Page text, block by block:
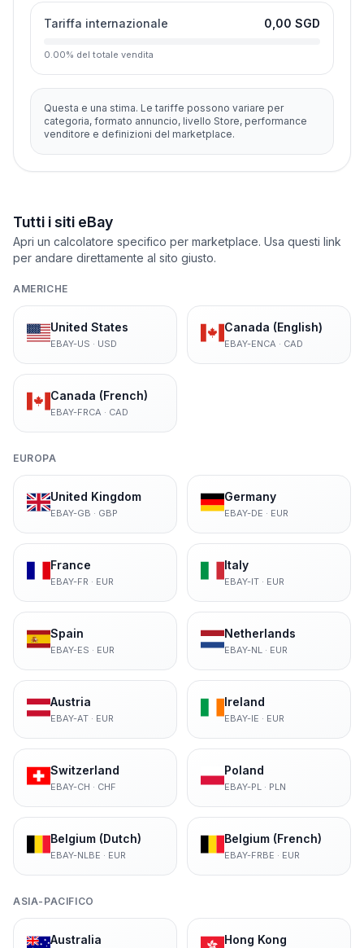
Tariffa internazionale 0,00 SGD
0.00% del totale vendita
Questa e una stima. Le tariffe possono variare per
categoria, formato annuncio, livello Store, performance
venditore e definizioni del marketplace.
Tutti i siti eBay
Apri un calcolatore specifico per marketplace. Usa questi link
per andare direttamente al sito giusto.
AMERICHE
United States
EBAY-US · USD
Canada (English)
EBAY-ENCA · CAD
Canada (French)
EBAY-FRCA · CAD
EUROPA
United Kingdom
EBAY-GB · GBP
Germany
EBAY-DE · EUR
France
EBAY-FR · EUR
Italy
EBAY-IT· EUR
Spain
EBAY-ES · EUR
Netherlands
EBAY-NL· EUR
Austria
EBAY-AT· EUR
Ireland
EBAY-IE · EUR
Switzerland
EBAY-CH · CHF
Poland
EBAY-PL· PLN
Belgium (Dutch)
EBAY-NLBE · EUR
Belgium (French)
EBAY-FRBE · EUR
ASIA-PACIFICO
Australia Hong Kong